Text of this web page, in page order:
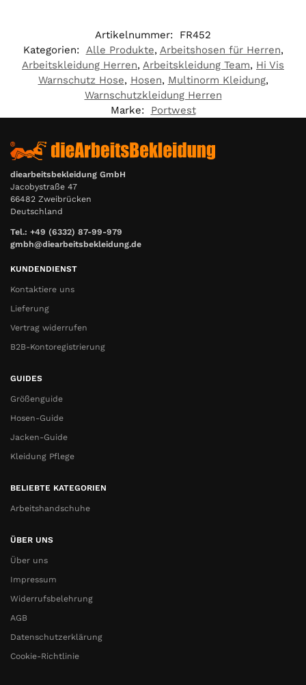
Artikelnummer:
FR452
Kategorien: Alle Produkte, Arbeitshosen für Herren,
Arbeitskleidung Herren, Arbeitskleidung Team, Hi Vis
Warnschutz Hose, Hosen, Multinorm Kleidung,
Warnschutzkleidung Herren
Marke:
Portwest
diearbeitsbekleidung GmbH
Jacobystraße 47
66482 Zweibrücken
Deutschland
Tel.: +49 (6332) 87-99-979
gmbh@diearbeitsbekleidung.de
KUNDENDIENST
Kontaktiere uns
Lieferung
Vertrag widerrufen
B2B-Kontoregistrierung
GUIDES
Größenguide
Hosen-Guide
Jacken-Guide
Kleidung Pflege
BELIEBTE KATEGORIEN
Arbeitshandschuhe
ÜBER UNS
Über uns
Impressum
Widerrufsbelehrung
AGB
Datenschutzerklärung
Cookie-Richtlinie